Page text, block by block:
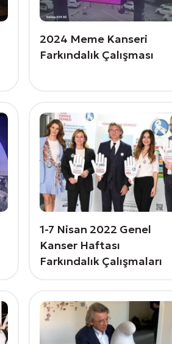
2024 Meme Kanseri
Farkındalık Çalışması
1-7 Nisan 2022 Genel
Kanser Haftası
Farkındalık Çalışmaları